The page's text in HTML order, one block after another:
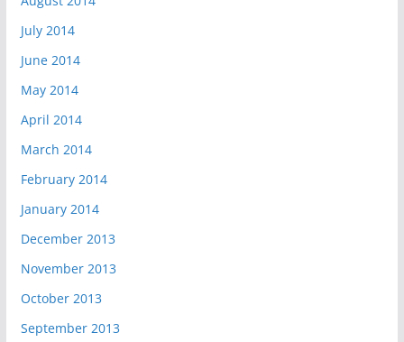
July 2014
June 2014
May 2014
April 2014
March 2014
February 2014
January 2014
December 2013
November 2013
October 2013
September 2013